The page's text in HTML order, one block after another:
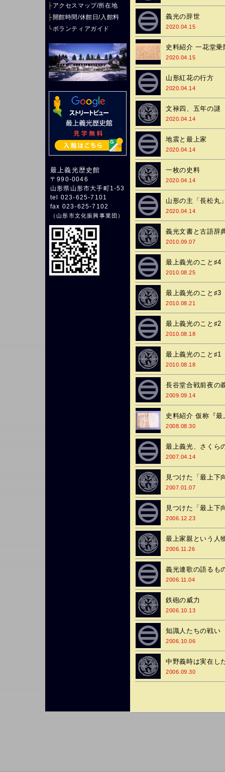
├アクセスマップ/所在地
├開館時間/休館日/入館料
└ボランティアガイド
最上義光歴史館
〒990-0046
山形県山形市大手町1-53
tel 023-625-7101
fax 023-625-7102
（山形市文化振興事業団 ）
義光の辞世
2020.04.15
史料紹介 一花堂
2020.04.15
山形紅花の行方
2020.04.14
文禄四、五年の謎
2020.04.14
地震と最上家
2020.04.14
一枚の史料
2020.04.14
山形の主「長松丸
2020.04.14
義光文書と古語辞
2010.09.07
最上義光のこと♯4
2010.08.25
最上義光のこと♯3
2010.08.21
最上義光のこと♯2
2010.08.18
最上義光のこと♯1
2010.08.18
長谷堂合戦前夜の
2009.09.14
史料紹介 仮称『
2008.08.30
最上義光、さくら
2007.04.14
見つけた「最上下
2007.01.07
見つけた「最上下
2006.12.23
最上家親という人
2006.11.26
義光連歌の語るも
2006.11.04
鉄砲の威力
2006.10.13
知識人たちの戦い
2006.10.06
中野義時は実在し
2006.09.30